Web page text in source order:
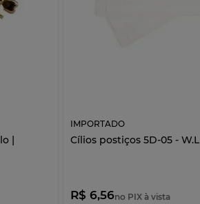
|
IMPORTADO
Cílios postiços 5D-05 - W.L
R$ 6,56no PIX à vista